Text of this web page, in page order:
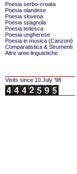
Poesia serbo-croata
Poesia olandese
Poesia slovena
Poesia spagnola
Poesia tedesca
Poesia ungherese
Poesia in musica (Canzoni)
Comparatistica & Strumenti
Altre aree linguistiche
Visits since 10 July '98